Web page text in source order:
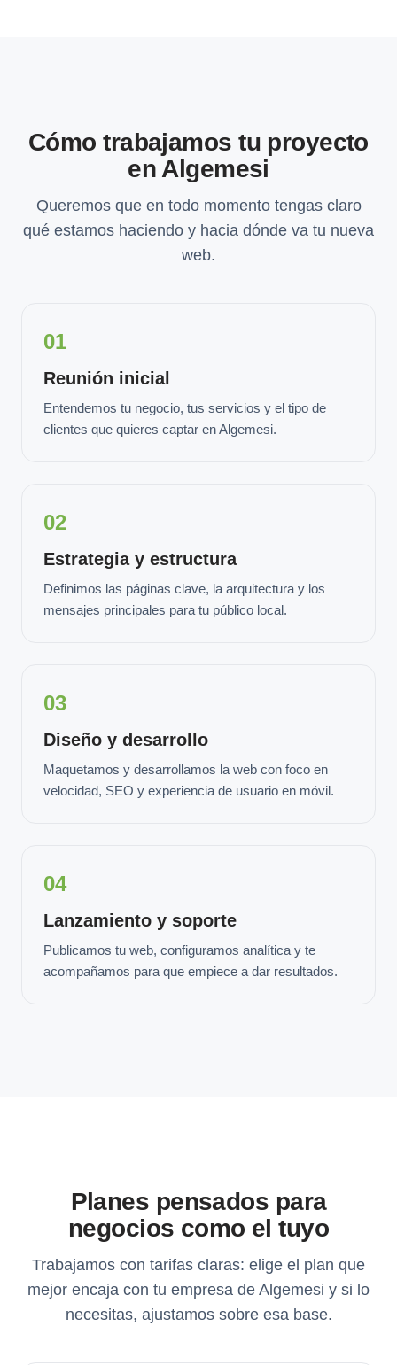
Cómo trabajamos tu proyecto
en Algemesi
Queremos que en todo momento tengas claro
qué estamos haciendo y hacia dónde va tu nueva
web.
01
Reunión inicial
Entendemos tu negocio, tus servicios y el tipo de
clientes que quieres captar en Algemesi.
02
Estrategia y estructura
Definimos las páginas clave, la arquitectura y los
mensajes principales para tu público local.
03
Diseño y desarrollo
Maquetamos y desarrollamos la web con foco en
velocidad, SEO y experiencia de usuario en móvil.
04
Lanzamiento y soporte
Publicamos tu web, configuramos analítica y te
acompañamos para que empiece a dar resultados.
Planes pensados para
negocios como el tuyo
Trabajamos con tarifas claras: elige el plan que
mejor encaja con tu empresa de Algemesi y si lo
necesitas, ajustamos sobre esa base.